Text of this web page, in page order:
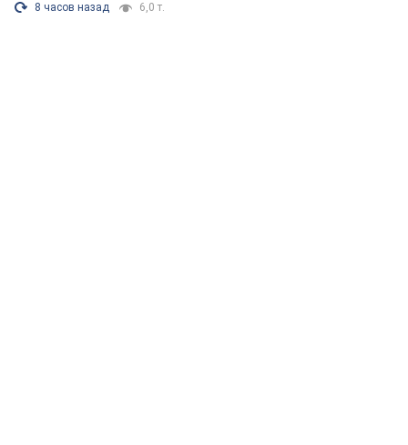
8 часов назад 6,0 т.